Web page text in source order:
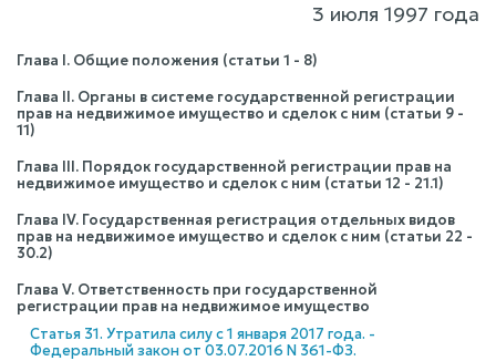
3 июля 1997 года
Глава I. Общие положения (статьи 1 - 8)
Глава II. Органы в системе государственной регистрации
прав на недвижимое имущество и сделок с ним (статьи 9 -
11)
Глава III. Порядок государственной регистрации прав на
недвижимое имущество и сделок с ним (статьи 12 - 21.1)
Глава IV. Государственная регистрация отдельных видов
прав на недвижимое имущество и сделок с ним (статьи 22 -
30.2)
Глава V. Ответственность при государственной
регистрации прав на недвижимое имущество
Статья 31. Утратила силу с 1 января 2017 года. -
Федеральный закон от 03.07.2016 N 361-ФЗ.